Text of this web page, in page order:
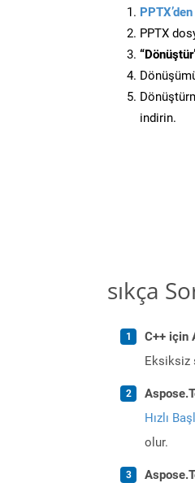
PPTX
indirin.
sıkça
C++ için
Eksiksiz
Hızlı
olur.